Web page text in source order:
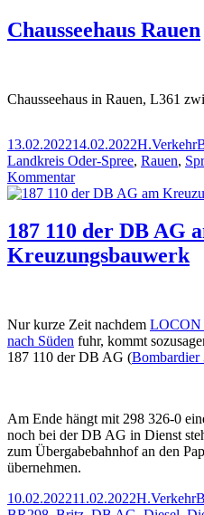
Chausseehaus Rauen
Chausseehaus in Rauen, L361
Veröffentlicht
am
13.02.202214.02.2022Autor
H.Verkehr
Landkreis Oder-Spree, Rauen,
Kommentarzu
Chausseehaus
187 110 der DB AG
Kreuzungsbauwerk
Nur kurze Zeit nachdem LOCON
nach Süden fuhr, kommt
187 110 der DB AG (Bombardier
Am Ende hängt mit 298 326-0
noch bei der DB AG in Dienst
zum Übergabebahnhof an den
übernehmen.
Veröffentlicht
10.02.202211.02.2022Autor
H.Verkehr